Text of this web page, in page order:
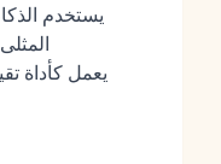
يستخدم
يعمل كأداة